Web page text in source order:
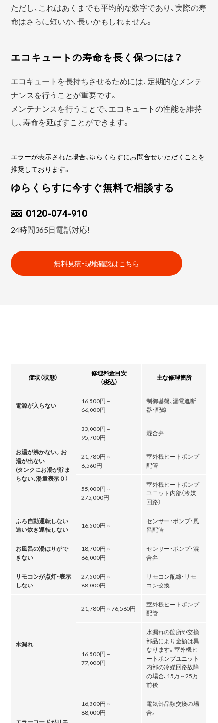
ただし、これはあくまでも平均的な数字であり、実際の寿
命はさらに短いか、長いかもしれません。
エコキュートの寿命を長く保つには？
エコキュートを長持ちさせるためには、定期的なメンテ
ナンスを行うことが重要です。
メンテナンスを行うことで、エコキュートの性能を維持
し、寿命を延ばすことができます。
エラーが表示された場合、ゆらくらすにお問合せいただくことを
推奨しております。
ゆらくらすに今すぐ無料で相談する
0120-074-910
24時間365日電話対応!
無料見積・現地確認はこちら
症状（状態）
修理料金目安
（税込）
主な修理箇所
電源が入らない
16,500円～
66,000円
制御基盤、漏電遮断
器・配線
お湯が沸かない。お
湯が出ない
(タンクにお湯が貯ま
らない､湯量表示０）
33,000円～
95,700円
混合弁
21,780円～
6,560円
室外機ヒートポンプ
配管
55,000円～
275,000円
室外機ヒートポンプ
ユニット内部（冷媒
回路）
ふろ自動運転しない
追い炊き運転しない
16,500円～
センサー・ポンプ・風
呂配管
お風呂の湯はりがで
きない
18,700円～
66,000円
センサー・ポンプ・混
合弁
リモコンが点灯・表示
しない
27,500円～
88,000円
リモコン配線・リモ
コン交換
水漏れ
21,780円～76,560円
室外機ヒートポンプ
配管
16,500円～
77,000円
水漏れの箇所や交換
部品により金額は異
なります。室外機ヒ
ートポンプユニット
内部の冷媒回路故障
の場合､15万～25万
前後
16,500円～
88,000円
電気部品類交換の場
合。